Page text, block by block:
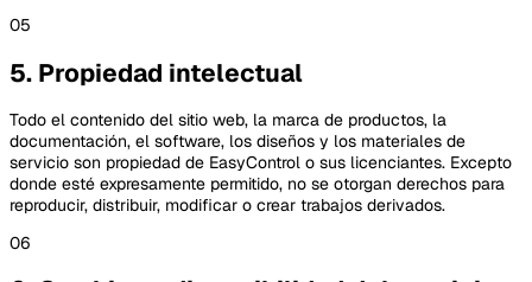
05
5. Propiedad intelectual
Todo el contenido del sitio web, la marca de productos, la
documentación, el software, los diseños y los materiales de
servicio son propiedad de EasyControl o sus licenciantes. Excepto
donde esté expresamente permitido, no se otorgan derechos para
reproducir, distribuir, modificar o crear trabajos derivados.
06